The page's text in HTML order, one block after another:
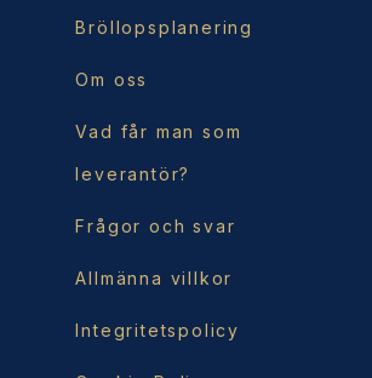
Bröllopsplanering
Om oss
Vad får man som
leverantör?
Frågor och svar
Allmänna villkor
Integritetspolicy